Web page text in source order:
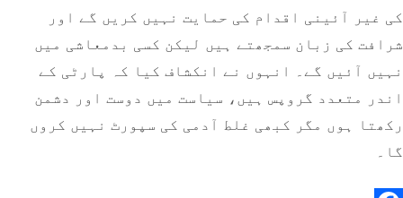
کی غیر آئینی اقدام کی حمایت نہیں کریں گے اور
شرافت کی زبان سمجھتے ہیں لیکن کسی بدمعاشی میں
نہیں آئیں گے۔ انہوں نے انکشاف کیا کہ پارٹی کے
اندر متعدد گروپس ہیں، سیاست میں دوست اور دشمن
رکھتا ہوں مگر کبھی غلط آدمی کی سپورٹ نہیں کروں
گا۔